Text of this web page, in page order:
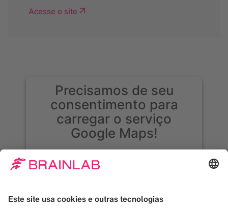
Acesse o site
Precisamos de seu
consentimento para
carregar o serviço
Google Maps!
conteúdo que pode coletar dados sobre sua